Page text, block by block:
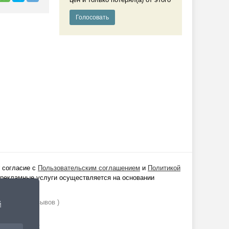
с Пользовательским соглашением и Политикой
услуги осуществляется на основании
отзывов )
Realt Mobile: